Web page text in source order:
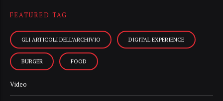
FEATURED TAG
GLI ARTICOLI DELL’ARCHIVIO DIGITAL EXPERIENCE
BURGER FOOD
Video